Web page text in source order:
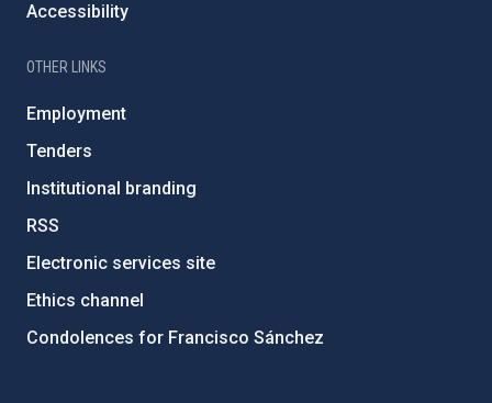
Accessibility
OTHER LINKS
Employment
Tenders
Institutional branding
RSS
Electronic services site
Ethics channel
Condolences for Francisco Sánchez